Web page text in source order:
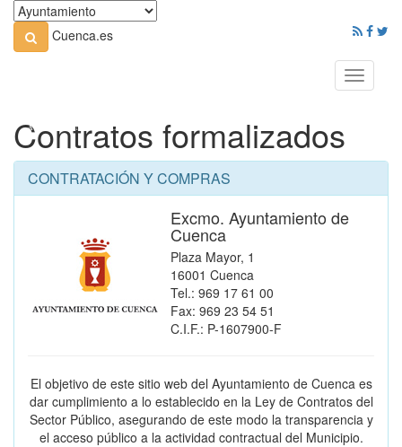
Cuenca.es
Toggle
Contratos formalizados
CONTRATACIÓN Y COMPRAS
Excmo. Ayuntamiento de
Cuenca
Plaza Mayor, 1
16001 Cuenca
Tel.: 969 17 61 00
Fax: 969 23 54 51
C.I.F.: P-1607900-F
El objetivo de este sitio web del Ayuntamiento de Cuenca es
dar cumplimiento a lo establecido en la Ley de Contratos del
Sector Público, asegurando de este modo la transparencia y
el acceso público a la actividad contractual del Municipio.